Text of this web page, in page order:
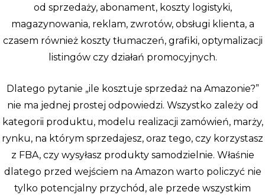
od sprzedaży, abonament, koszty logistyki,
magazynowania, reklam, zwrotów, obsługi klienta, a
czasem również koszty tłumaczeń, grafiki, optymalizacji
listingów czy działań promocyjnych.
Dlatego pytanie „ile kosztuje sprzedaż na Amazonie?”
nie ma jednej prostej odpowiedzi. Wszystko zależy od
kategorii produktu, modelu realizacji zamówień, marży,
rynku, na którym sprzedajesz, oraz tego, czy korzystasz
z FBA, czy wysyłasz produkty samodzielnie. Właśnie
dlatego przed wejściem na Amazon warto policzyć nie
tylko potencjalny przychód, ale przede wszystkim